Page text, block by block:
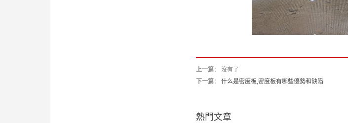
上一篇： 沒有了
下一篇： 什么是密度板,密度板有哪些優勢和缺陷
熱門文章